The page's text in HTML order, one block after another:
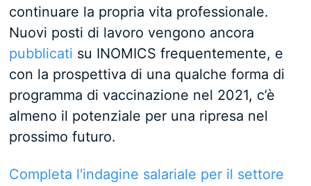
continuare la propria vita professionale.
Nuovi posti di lavoro vengono ancora
pubblicati su INOMICS frequentemente, e
con la prospettiva di una qualche forma di
programma di vaccinazione nel 2021, c’è
almeno il potenziale per una ripresa nel
prossimo futuro.
Completa l'indagine salariale per il settore